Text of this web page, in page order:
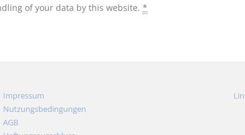
of your data by this website. *
Impressum
Nutzungsbedingungen
AGB